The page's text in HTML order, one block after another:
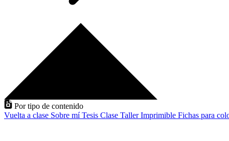
Por tipo de contenido
Vuelta a clase Sobre míTesis Clase TallerImprimible Fichas para